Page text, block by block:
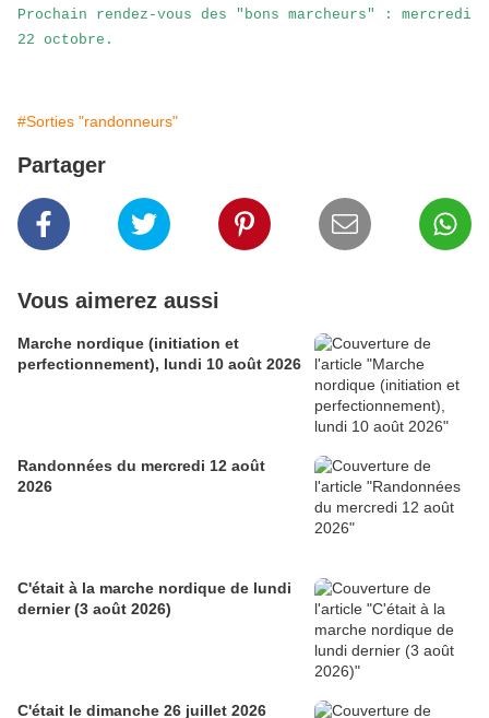
Prochain rendez-vous des "bons marcheurs" : mercredi
22 octobre .
#Sorties "randonneurs"
Partager
Vous aimerez aussi
Marche nordique (initiation et
perfectionnement), lundi 10 août 2026
Randonnées du mercredi 12 août
2026
C'était à la marche nordique de lundi
dernier (3 août 2026)
C'était le dimanche 26 juillet 2026